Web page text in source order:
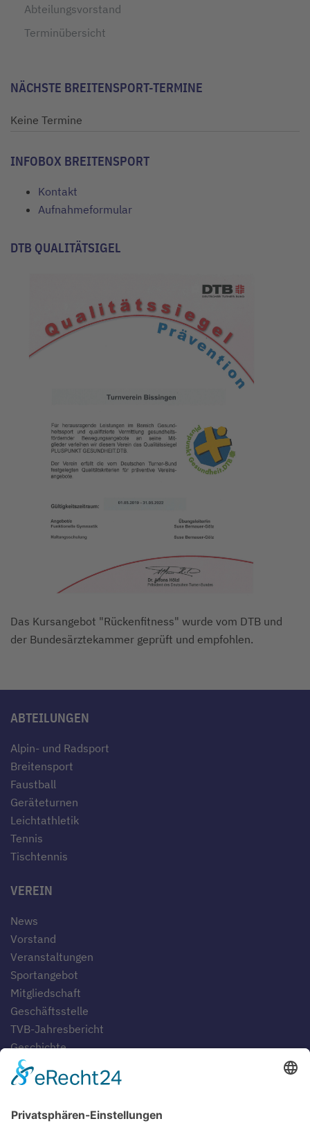
Abteilungsvorstand
Terminübersicht
NÄCHSTE BREITENSPORT-TERMINE
Keine Termine
INFOBOX BREITENSPORT
Kontakt
Aufnahmeformular
DTB QUALITÄTSIGEL
Das Kursangebot "Rückenfitness" wurde vom DTB und
der Bundesärztekammer geprüft und empfohlen.
ABTEILUNGEN
Alpin- und Radsport
Breitensport
Faustball
Geräteturnen
Leichtathletik
Tennis
Tischtennis
VEREIN
News
Vorstand
Veranstaltungen
Sportangebot
Mitgliedschaft
Geschäftsstelle
TVB-Jahresbericht
Geschichte
Gaststätten